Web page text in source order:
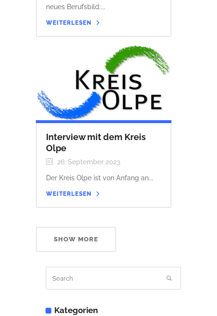
neues Berufsbild:...
WEITERLESEN
Interview mit dem Kreis
Olpe
26. September 2023
Der Kreis Olpe ist von Anfang an...
WEITERLESEN
SHOW MORE
Kategorien